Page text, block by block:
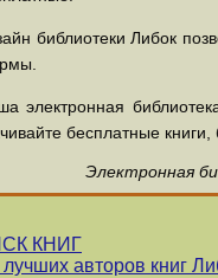
библиотеки Либок
электронная
бесплатные
Электронная
КНИГ
авторов книг